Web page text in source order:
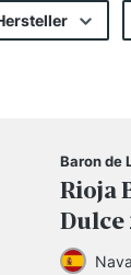
Baron de
Rioja
Dulce